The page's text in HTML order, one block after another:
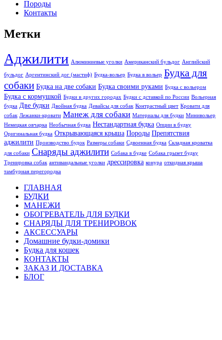
Породы
Контакты
Метки
Аджилити Алюминиевые уголки Американский бульдог Английский
бульдог Аргентинский дог (мастиф) Будка-вольер Будка в вольер Будка для
собаки Будка на две собаки Будка своими руками Будка с вольером
Будка с кормушкой Будки в других городах Будки с дставкой по России Вольерная
будка Две будки Двойная будка Девайсы для собак Контрастный цвет Кровати для
собак Лежанки-кровати Манеж для собаки Материалы для будки Минивольер
Немецкая овчарка Необычная будка Нестандартная будка Опции в будку
Оригинальная будка Открывающаяся крыша Породы Препятствия
аджилити Производство будок Размеры собаки Сдвоенная будка Складная кроватка
для собаки Снаряды аджилити Собака в будке Собака грызет будку
Тренировка собак антивандальные уголки дрессировка конура откидная крыша
тамбурная перегородка
ГЛАВНАЯ
БУДКИ
МАНЕЖИ
ОБОГРЕВАТЕЛЬ ДЛЯ БУДКИ
СНАРЯДЫ ДЛЯ ТРЕНИРОВОК
АКСЕССУАРЫ
Домашние будки-домики
Будка для кошек
КОНТАКТЫ
ЗАКАЗ И ДОСТАВКА
БЛОГ